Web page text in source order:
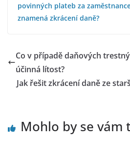
povinných plateb za
znamená zkrácení daně?
Co v případě daňových
účinná lítost?
Jak řešit zkrácení daně ze
Mohlo by se vám